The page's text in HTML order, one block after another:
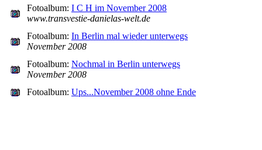
Fotoalbum: I C H im November 2008
www.transvestie-danielas-welt.de
Fotoalbum: In Berlin mal wieder unterwegs
November 2008
Fotoalbum: Nochmal in Berlin unterwegs
November 2008
Fotoalbum: Ups...November 2008 ohne Ende